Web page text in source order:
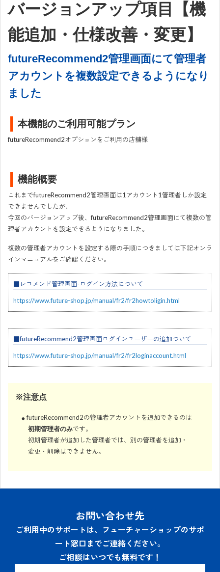
バージョンアップ項目【機
能追加・仕様改善・変更】
futureRecommend2管理画面にて管理者
アカウントを複数設定できるようになり
ました
本機能のご利用可能プラン
futureRecommend2オプションをご利用の店舗様
機能概要
これまでfutureRecommend2管理画面は1アカウント1管理者しか設定
できませんでしたが、
今回のバージョンアップ後、futureRecommend2管理画面にて複数の管
理者アカウントを設定できるようになりました。
複数の管理者アカウントを設定する際の手順につきましては下記オンラ
インマニュアルをご確認ください。
■レコメンド管理画面-ログイン方法について
https://www.future-shop.jp/manual/fr2/fr2howtoligin.html
■futureRecommend2管理画面ログインユーザーの追加ついて
https://www.future-shop.jp/manual/fr2/fr2loginaccount.html
※注意点
futureRecommend2の管理者アカウントを追加できるのは
初期管理者のみです。
初期管理者が追加した管理者では、別の管理者を追加・
変更・削除はできません。
お問い合わせ先
ご利用中のサポートは、フューチャーショップのサポ
ート窓口までご連絡ください。
ご相談はいつでも無料です！